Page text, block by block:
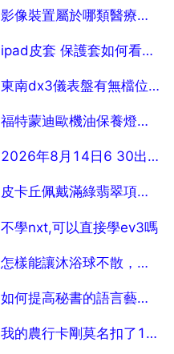
2025-07-25 影像裝置屬於哪類醫療器械
2025-07-25 ipad皮套 保護套如何看是不是真皮的，怎麼判斷
2025-07-25 東南dx3儀表盤有無檔位顯示
2025-07-25 福特蒙迪歐機油保養燈怎麼消
2025-07-25 2026年8月14日6 30出生男孩是什麼命,命運缺什麼
2025-07-25 皮卡丘佩戴滿綠翡翠項鍊長什麼樣
2025-07-25
不學nxt,可以直接學ev3嗎
2025-07-25 怎樣能讓沐浴球不散，怎麼能挽救散掉的沐浴球
2025-07-25 如何提高秘書的語言藝術，秘書的公關語言藝術開題報告範文
2025-07-25 我的農行卡剛莫名扣了1000元，說是銀聯代收業務